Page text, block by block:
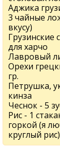
Аджика
3 чайные
вкусу)
Грузинские
для харчо
Лавровый
Орехи
гр.
Петрушка,
кинза
Чеснок - 5
Рис - 1
горкой (я
круглый рис)